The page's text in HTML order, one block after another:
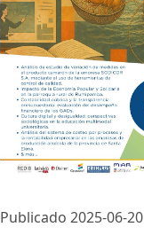
Publicado 2025-06-20